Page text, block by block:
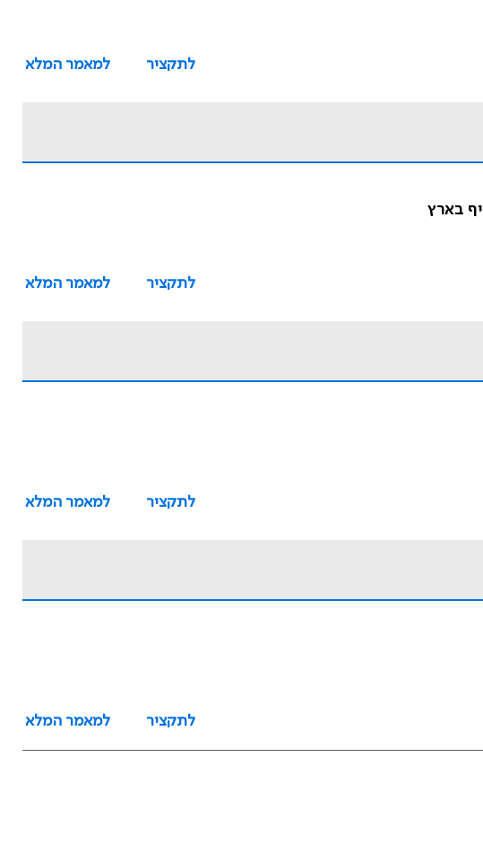
לתקציר
למאמר המלא
לתקציר
למאמר המלא
לתקציר
למאמר המלא
לתקציר
למאמר המלא